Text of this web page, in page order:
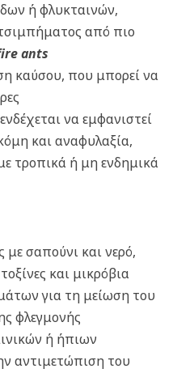
ή φλυκταινών,
από πιο
ants
καύσου, που μπορεί να
να εμφανιστεί
και αναφυλαξία,
τροπικά ή μη ενδημικά
με σαπούνι και νερό,
και μικρόβια
για τη μείωση του
φλεγμονής
ή ήπιων
αντιμετώπιση του